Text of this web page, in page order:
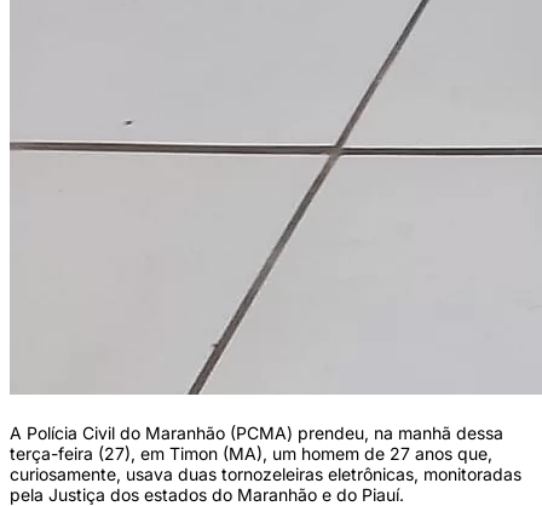
A Polícia Civil do Maranhão (PCMA) prendeu, na manhã dessa
terça-feira (27), em Timon (MA), um homem de 27 anos que,
curiosamente, usava duas tornozeleiras eletrônicas, monitoradas
pela Justiça dos estados do Maranhão e do Piauí.